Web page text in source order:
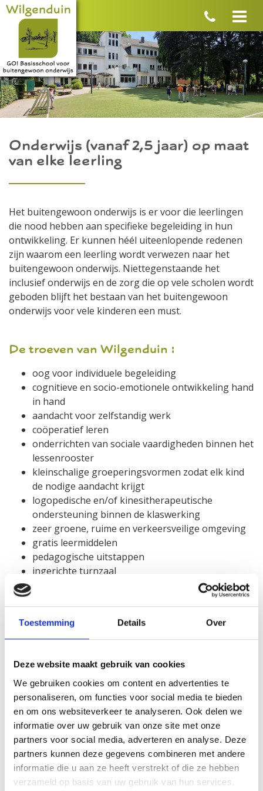
Toestemming Details Over
Deze website maakt gebruik van cookies
We gebruiken cookies om content en advertenties te
personaliseren, om functies voor social media te bieden
en om ons websiteverkeer te analyseren. Ook delen we
informatie over uw gebruik van onze site met onze
partners voor social media, adverteren en analyse. Deze
partners kunnen deze gegevens combineren met andere
informatie die u aan ze heeft verstrekt of die ze hebben
verzameld op basis van uw gebruik van hun services.
Onderwijs (vanaf 2,5 jaar) op maat
van elke leerling
Het buitengewoon onderwijs is er voor die leerlingen
die nood hebben aan specifieke begeleiding in hun
ontwikkeling. Er kunnen héél uiteenlopende redenen
zijn waarom een leerling wordt verwezen naar het
buitengewoon onderwijs. Niettegenstaande het
inclusief onderwijs en de zorg die op vele scholen wordt
geboden blijft het bestaan van het buitengewoon
onderwijs voor vele kinderen een must.
De troeven van Wilgenduin :
oog voor individuele begeleiding
cognitieve en socio-emotionele ontwikkeling hand
in hand
aandacht voor zelfstandig werk
coöperatief leren
onderrichten van sociale vaardigheden binnen het
lessenrooster
kleinschalige groeperingsvormen zodat elk kind
de nodige aandacht krijgt
logopedische en/of kinesitherapeutische
ondersteuning binnen de klaswerking
zeer groene, ruime en verkeersveilige omgeving
gratis leermiddelen
pedagogische uitstappen
ingerichte turnzaal
effectieve zwemlessen door gespecialiseerde
auti-werking en STOS-werking onder de noemer
type 9 en 7
sherborne
projectwerking voor de 13-jarigen : leren leren,
leren kiezen, leren neen zeggen tegen
verslavingen, lessen SO
Kalender
van wo 1 juli tot ma 31 augustus